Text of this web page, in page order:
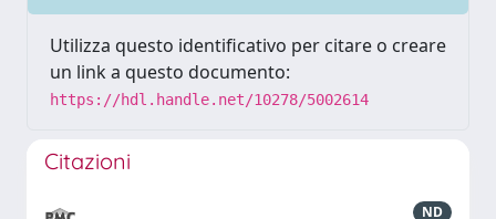
Utilizza questo identificativo per citare o creare
un link a questo documento:
https://hdl.handle.net/10278/5002614
Citazioni
ND